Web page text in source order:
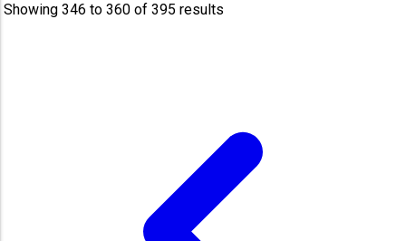
Showing346 to360 of395 results